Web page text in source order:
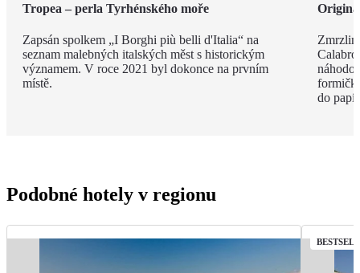
Tropea – perla Tyrhénského moře
Zapsán spolkem „I Borghi più belli d'Italia“ na
seznam malebných italských měst s historickým
významem. V roce 2021 byl dokonce na prvním
místě.
do
Podobné hotely v regionu